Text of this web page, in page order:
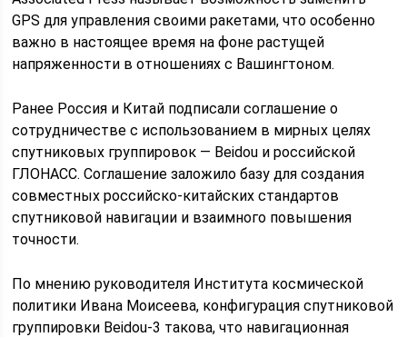
GPS для управления своими ракетами, что особенно
важно в настоящее время на фоне растущей
напряженности в отношениях с Вашингтоном.
Ранее Россия и Китай подписали соглашение о
сотрудничестве с использованием в мирных целях
спутниковых группировок — Beidou и российской
ГЛОНАСС. Соглашение заложило базу для создания
совместных российско-китайских стандартов
спутниковой навигации и взаимного повышения
точности.
По мнению руководителя Института космической
политики Ивана Моисеева, конфигурация спутниковой
группировки Beidou-3 такова, что навигационная